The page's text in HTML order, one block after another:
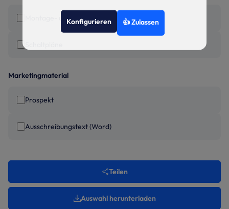
Montage- und Betriebsanleitung
Marketingmaterial
Prospekt
Ausschreibungstext (Word)
Teilen
Auswahl herunterladen
Konfigurieren 👍 Zulassen